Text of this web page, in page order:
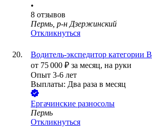
•
8 отзывов
Пермь, р-н Дзержинский
Откликнуться
Водитель-экспедитор категории В
от 75 000 ₽ за месяц, на руки
Опыт 3-6 лет
Выплаты: Два раза в месяц
Ергачинские разносолы
Пермь
Откликнуться